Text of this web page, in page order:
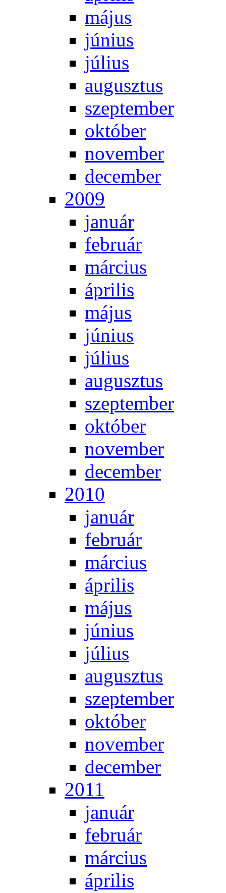
má­jus
jú­ni­us
jú­li­us
au­gusz­tus
szep­tem­ber
ok­tó­ber
no­vem­ber
de­cem­ber
2009
ja­nu­ár
feb­ru­ár
már­ci­us
áp­ri­lis
má­jus
jú­ni­us
jú­li­us
au­gusz­tus
szep­tem­ber
ok­tó­ber
no­vem­ber
de­cem­ber
2010
ja­nu­ár
feb­ru­ár
már­ci­us
áp­ri­lis
má­jus
jú­ni­us
jú­li­us
au­gusz­tus
szep­tem­ber
ok­tó­ber
no­vem­ber
de­cem­ber
2011
ja­nu­ár
feb­ru­ár
már­ci­us
áp­ri­lis